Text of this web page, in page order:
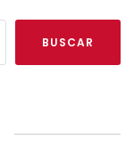
BUSCAR